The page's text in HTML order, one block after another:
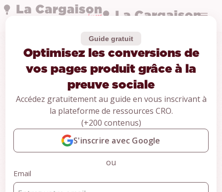
Guide gratuit
Optimisez les conversions de
vos pages produit grâce à la
preuve sociale
Accédez gratuitement au guide en vous inscrivant à
la plateforme de ressources CRO.
(+200 contenus)
S'inscrire avec Google
ou
Email
Études de cas
Optimisez les
conversions de vos
pages produit grâce
à la preuve sociale
Informatique
7 minutes